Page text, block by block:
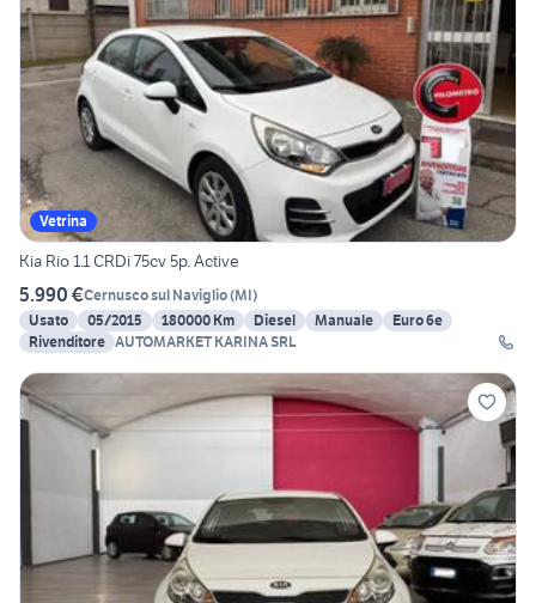
Vetrina
Kia Rio 1.1 CRDi 75cv 5p. Active
5.990 €Cernusco sul Naviglio(MI)
Usato
05/2015 180000 Km Diesel Manuale
Euro 6e
Rivenditore AUTOMARKET KARINA SRL